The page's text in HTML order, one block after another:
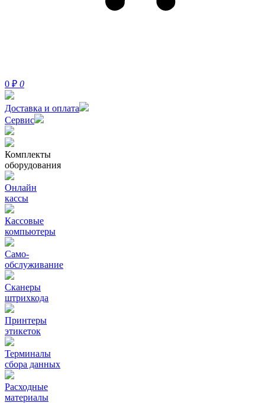
0 ₽ 0
Доставка и оплата
Сервис
Комплекты
оборудования
Онлайн
кассы
Кассовые
компьютеры
Само-
обслуживание
Сканеры
штрихкода
Принтеры
этикеток
Терминалы
сбора данных
Расходные
материалы